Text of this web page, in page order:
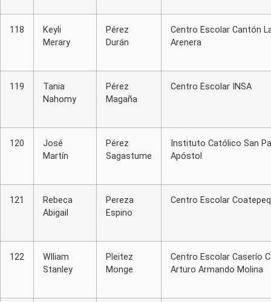
118
Keyli
Merary
Pérez
Durán
Centro Escolar Cantón
Arenera
119
Tania
Nahomy
Pérez
Magaña
Centro Escolar INSA
120
José
Martín
Pérez
Sagastume
Instituto Católico San
Apóstol
121
Rebeca
Abigail
Pereza
Espino
Centro Escolar
122
Wlliam
Stanley
Pleitez
Monge
Centro Escolar Caserío
Arturo Armando Molina